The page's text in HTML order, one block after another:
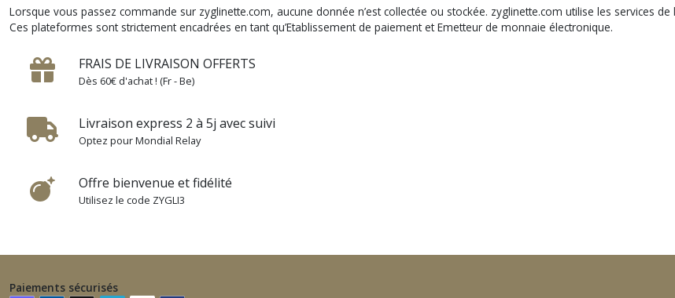
Lorsque vous passez commande sur zyglinette.com, aucune donnée n’est collectée ou stockée. zyglinette.com utilise les services
Ces plateformes sont strictement encadrées en tant qu’Etablissement de paiement et Emetteur de monnaie électronique.
FRAIS DE LIVRAISON OFFERTS
Dès 60€ d'achat ! (Fr - Be)
Livraison express 2 à 5j avec suivi
Optez pour Mondial Relay
Offre bienvenue et fidélité
Utilisez le code ZYGLI3
Paiements sécurisés